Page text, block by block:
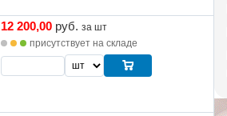
12 200,00 руб. за шт
присутствует на складе